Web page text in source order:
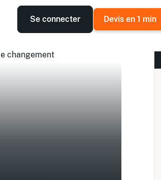
Se connecter Devis en 1 min
changement